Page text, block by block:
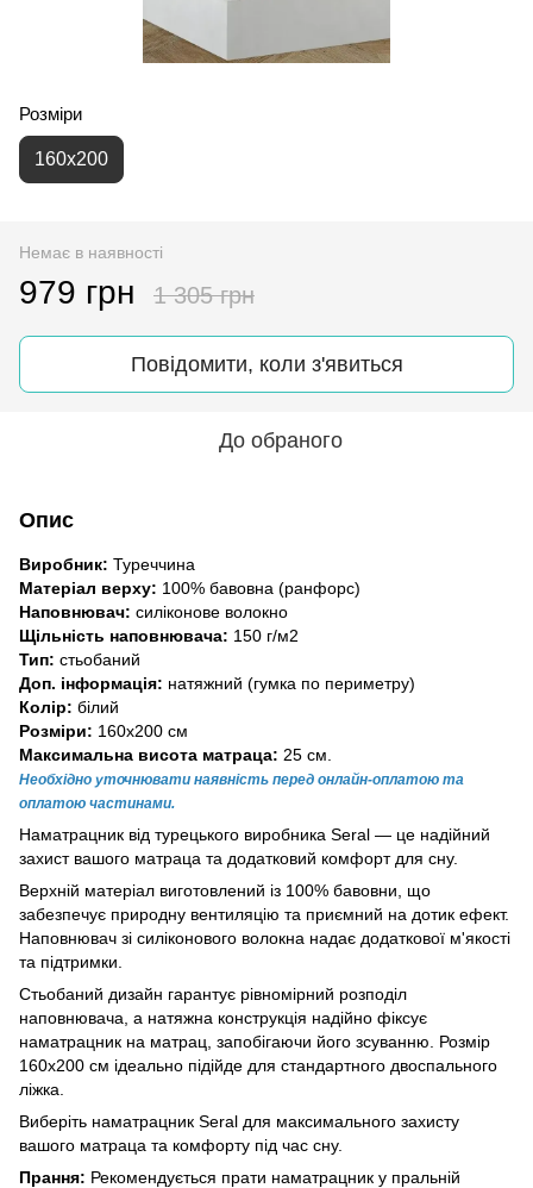
Розміри
160х200
Немає в наявності
979 грн 1 305 грн
Повідомити, коли з'явиться
До обраного
Опис
Виробник: Туреччина
Матеріал верху: 100% бавовна (ранфорс)
Наповнювач: силіконове волокно
Щільність наповнювача: 150 г/м2
Тип: стьобаний
Доп. інформація: натяжний (гумка по периметру)
Колір: білий
Розміри: 160х200 см
Максимальна висота матраца: 25 см.
Необхідно уточнювати наявність перед онлайн-оплатою та
оплатою частинами.
Наматрацник від турецького виробника Seral — це надійний
захист вашого матраца та додатковий комфорт для сну.
Верхній матеріал виготовлений із 100% бавовни, що
забезпечує природну вентиляцію та приємний на дотик ефект.
Наповнювач зі силіконового волокна надає додаткової м'якості
та підтримки.
Стьобаний дизайн гарантує рівномірний розподіл
наповнювача, а натяжна конструкція надійно фіксує
наматрацник на матрац, запобігаючи його зсуванню. Розмір
160х200 см ідеально підійде для стандартного двоспального
ліжка.
Виберіть наматрацник Seral для максимального захисту
вашого матраца та комфорту під час сну.
Прання: Рекомендується прати наматрацник у пральній